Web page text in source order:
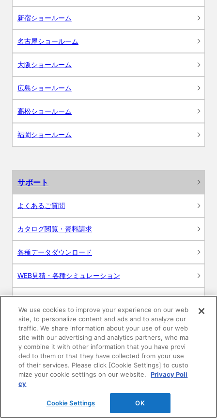
新宿ショールーム
名古屋ショールーム
大阪ショールーム
広島ショールーム
高松ショールーム
福岡ショールーム
サポート
よくあるご質問
カタログ閲覧・資料請求
各種データダウンロード
WEB見積・各種シミュレーション
交換用部品の購入
修理・点検
お問い合わせ
ログイン
建築・設計関係者様向けサイト
We use cookies to improve your experience on our web
site, to personalize content and ads and to analyze our
traffic. We share information about your use of our web
site with our advertising and analytics partners, who ma
y combine it with other information that you have provi
ded to them or that they have collected from your use
of their services. Please click [Cookie Settings] to custo
mize your cookie settings on our website.
Privacy Poli
cy
Cookie Settings OK